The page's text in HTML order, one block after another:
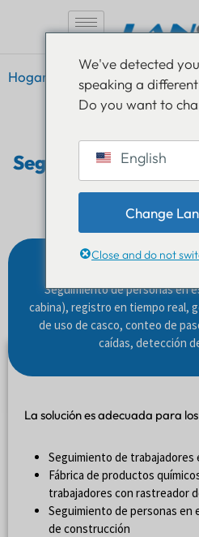
contenido
Hogar Soluciones
Seguimiento de
y
Seguimiento de personas en
cabina), registro en tiempo real,
de uso de casco, conteo de
caídas, detección
La solución es adecuada para
Seguimiento de trabajadores
Fábrica de productos
trabajadores con rastreador
Seguimiento de personas en
de construcción
We've detected
speaking a
Do you want to
English
Change
Close and do not